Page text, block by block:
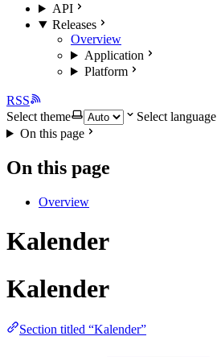
API
Releases
Overview
Application
Platform
RSS
Select theme
Select language
On this page
On this page
Overview
Kalender
Kalender
Section titled “Kalender”